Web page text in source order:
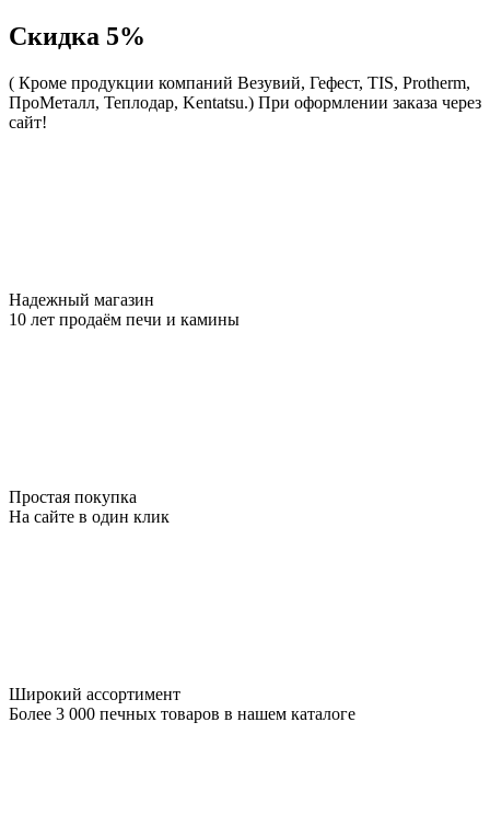
Скидка 5%
( Кроме продукции компаний Везувий, Гефест, TIS, Protherm,
ПроМеталл, Теплодар, Kentatsu.) При оформлении заказа через
сайт!
Надежный магазин
10 лет продаём печи и камины
Простая покупка
На сайте в один клик
Широкий ассортимент
Более 3 000 печных товаров в нашем каталоге